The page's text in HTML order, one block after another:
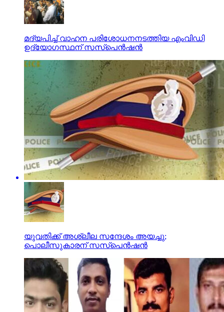
മദ്യപിച്ച് വാഹന പരിശോധനനടത്തിയ എംവിഡി
ഉദ്യോഗസ്ഥന് സസ്‌പെന്‍ഷന്‍
യുവതിക്ക് അശ്ലീല സന്ദേശം അയച്ചു;
പൊലീസുകാരന് സസ്‌പെന്‍ഷന്‍